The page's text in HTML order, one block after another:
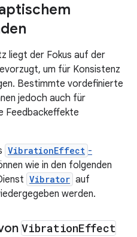
liegt der Fokus auf der
um für Konsistenz
Bestimmte vordefinierte
jedoch auch für
Feedbackeffekte
VibrationEffect -
wie in den folgenden
Vibrator auf
werden.
VibrationEffect